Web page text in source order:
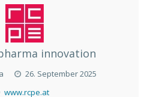
innovation
26. September 2025
www.rcpe.at